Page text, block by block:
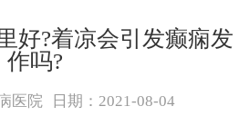
好?着凉会引发癫痫发
作吗?
医院 日期：2021-08-04